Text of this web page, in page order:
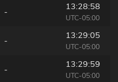
-
13:28:58
UTC-05:00
-
13:29:05
UTC-05:00
-
13:29:59
UTC-05:00